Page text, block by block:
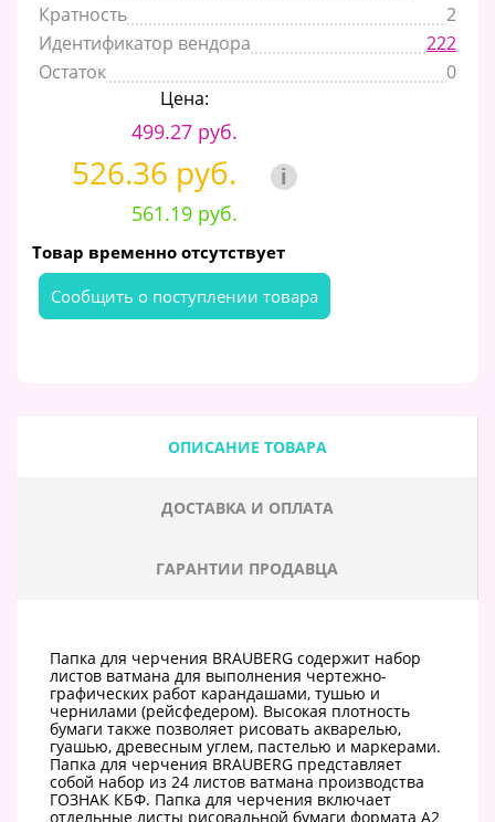
Кратность
2
Идентификатор вендора
222
Остаток
0
Цена:
499.27 руб.
526.36 руб. i
561.19 руб.
Товар временно отсутствует
Cообщить о поступлении товара
ОПИСАНИЕ ТОВАРА
ДОСТАВКА И ОПЛАТА
ГАРАНТИИ ПРОДАВЦА
Папка для черчения BRAUBERG содержит набор
листов ватмана для выполнения чертежно-
графических работ карандашами, тушью и
чернилами (рейсфедером). Высокая плотность
бумаги также позволяет рисовать акварелью,
гуашью, древесным углем, пастелью и маркерами.
Папка для черчения BRAUBERG представляет
собой набор из 24 листов ватмана производства
ГОЗНАК КБФ. Папка для черчения включает
отдельные листы рисовальной бумаги формата А2